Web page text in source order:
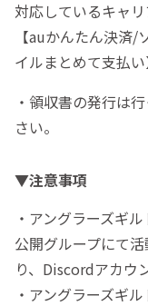
対応しているキャリ
【auかんたん決済
イルまとめて支払い
・領収書の発行は
さい。
▼注意事項
・アングラーズギ
公開グループにて
り、Discordアカウ
・アングラーズギ